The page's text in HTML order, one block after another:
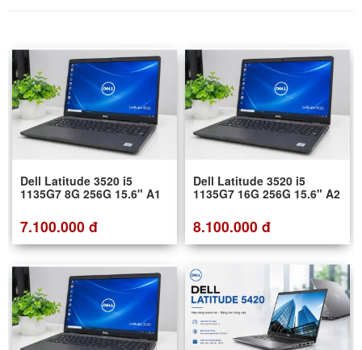
Dell Latitude 3520 i5
1135G7 8G 256G 15.6" A1
7.100.000 đ
Dell Latitude 3520 i5
1135G7 16G 256G 15.6" A2
8.100.000 đ